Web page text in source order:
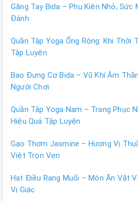
Găng Tay Bida – Phụ Kiện Nhỏ, Sức
Đánh
Quần Tập Yoga Ống Rộng: Khi Thời
Tập Luyện
Bao Đựng Cơ Bida – Vũ Khí Âm
Người Chơi
Quần Tập Yoga Nam – Trang Phục
Hiệu Quả Tập Luyện
Gạo Thơm Jasmine – Hương Vị
Việt Trọn Vẹn
Hạt Điều Rang Muối – Món Ăn Vặt
Vị Giác